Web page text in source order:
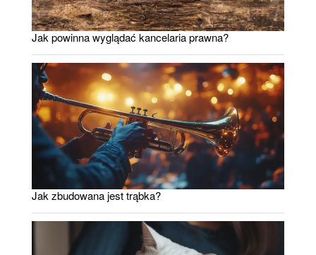
Jak powinna wyglądać kancelaria prawna?
Jak zbudowana jest trąbka?